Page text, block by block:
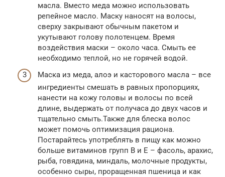
масла. Вместо меда можно использовать
репейное масло. Маску наносят на волосы,
сверху закрывают обычным пакетом и
укутывают голову полотенцем. Время
воздействия маски – около часа. Смыть ее
необходимо теплой, но не горячей водой.
Маска из меда, алоэ и касторового масла – все
ингредиенты смешать в равных пропорциях,
нанести на кожу головы и волосы по всей
длине, выдержать от получаса до двух часов и
тщательно смыть.Также для блеска волос
может помочь оптимизация рациона.
Постарайтесь употреблять в пищу как можно
больше витаминов групп B и E – фасоль, арахис,
рыба, говядина, миндаль, молочные продукты,
особенно сыры, проращенная пшеница и как